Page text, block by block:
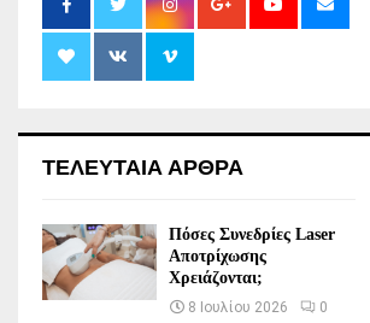
ΤΕΛΕΥΤΑΙΑ ΑΡΘΡΑ
Πόσες Συνεδρίες Laser
Αποτρίχωσης
Χρειάζονται;
8 Ιουλίου 2026 0